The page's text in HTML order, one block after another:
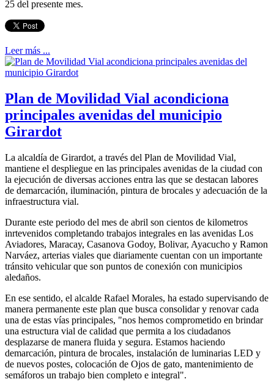
25 del presente mes.
Leer más ...
Plan de Movilidad Vial acondiciona
principales avenidas del municipio
Girardot
La alcaldía de Girardot, a través del Plan de Movilidad Vial,
mantiene el despliegue en las principales avenidas de la ciudad con
la ejecución de diversas acciones entra las que se destacan labores
de demarcación, iluminación, pintura de brocales y adecuación de la
infraestructura vial.
Durante este periodo del mes de abril son cientos de kilometros
inrtevenidos completando trabajos integrales en las avenidas Los
Aviadores, Maracay, Casanova Godoy, Bolivar, Ayacucho y Ramon
Narváez, arterias viales que diariamente cuentan con un importante
tránsito vehicular que son puntos de conexión con municipios
aledaños.
En ese sentido, el alcalde Rafael Morales, ha estado supervisando de
manera permanente este plan que busca consolidar y renovar cada
una de estas vías principales, "nos hemos comprometido en brindar
una estructura vial de calidad que permita a los ciudadanos
desplazarse de manera fluida y segura. Estamos haciendo
demarcación, pintura de brocales, instalación de luminarias LED y
de nuevos postes, colocación de Ojos de gato, mantenimiento de
semáforos un trabajo bien completo e integral".